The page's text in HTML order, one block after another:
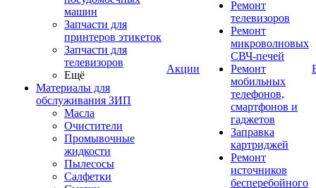
машин
Запчасти для
принтеров этикеток
Запчасти для
телевизоров
Ещё
Материалы для
обслуживания ЗИП
Масла
Очистители
Промывочные
жидкости
Пылесосы
Салфетки
Акции
Ремонт
телевизоров
Ремонт
микроволновых
СВЧ-печей
Ремонт
мобильных
телефонов,
смартфонов и
гаджетов
Заправка
картриджей
Ремонт
источников
бесперебойного